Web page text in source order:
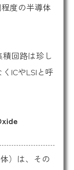
度の半導体
回路は珍し
ICやLSIと呼
）は、その